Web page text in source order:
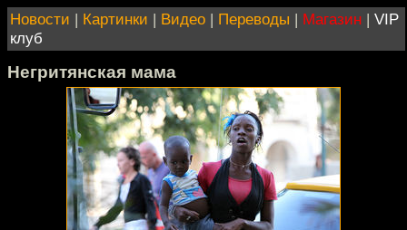
Новости | Картинки | Видео | Переводы | Магазин | VIP
клуб
Негритянская мама